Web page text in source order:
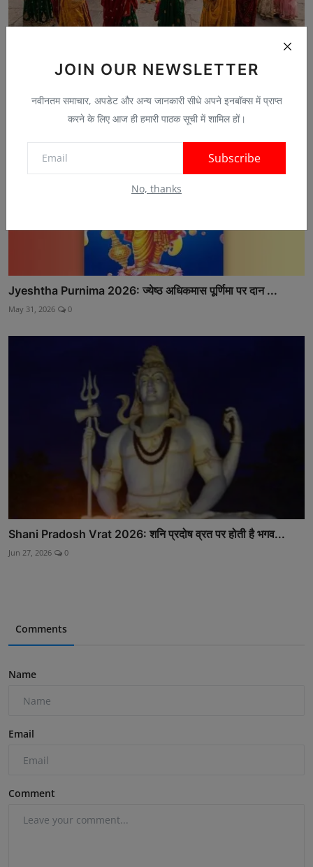
JOIN OUR NEWSLETTER
नवीनतम समाचार, अपडेट और अन्य जानकारी सीधे अपने इनबॉक्स में प्राप्त
करने के लिए आज ही हमारी पाठक सूची में शामिल हों।
Subscribe
No, thanks
0
Jyeshtha Purnima 2026: ज्येष्ठ अधिकमास पूर्णिमा पर दान ...
May 31, 2026 0
Shani Pradosh Vrat 2026: शनि प्रदोष व्रत पर होती है भगव...
Jun 27, 2026 0
Comments
Name
Email
Comment